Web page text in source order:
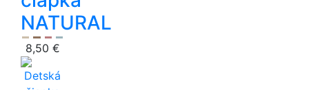
NATURAL
8,50 €